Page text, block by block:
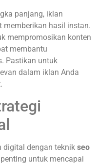
panjang, iklan
memberikan hasil instan.
mempromosikan konten
membantu
Pastikan untuk
dalam iklan Anda
digital dengan teknik seo
untuk mencapai